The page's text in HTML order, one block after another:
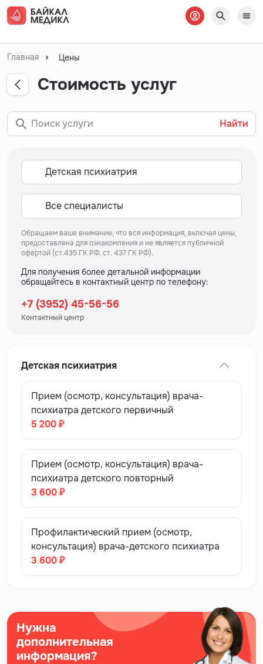
Главная Цены
Стоимость услуг
Найти
Обращаем ваше внимание, что вся информация, включая цены,
предоставлена для ознакомления и не является публичной
офертой (ст.435 ГК РФ, ст. 437 ГК РФ).
Для получения более детальной информации
обращайтесь в контактный центр по телефону:
+7 (3952) 45-56-56
Контактный центр
Детская психиатрия
Прием (осмотр, консультация) врача-
психиатра детского первичный
5 200 ₽
Прием (осмотр, консультация) врача-
психиатра детского повторный
3 600 ₽
Профилактический прием (осмотр,
консультация) врача-детского психиатра
3 600 ₽
Нужна
дополнительная
информация?